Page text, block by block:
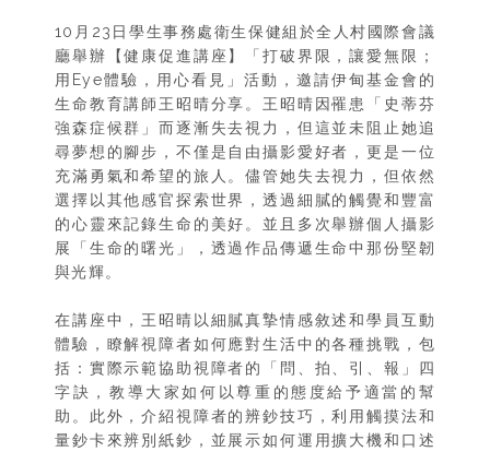
10月23日學生事務處衛生保健組於全人村國際會議
廳舉辦【健康促進講座】「打破界限，讓愛無限；
用Eye體驗，用心看見」活動，邀請伊甸基金會的
生命教育講師王昭晴分享。王昭晴因罹患「史蒂芬
強森症候群」而逐漸失去視力，但這並未阻止她追
尋夢想的腳步，不僅是自由攝影愛好者，更是一位
充滿勇氣和希望的旅人。儘管她失去視力，但依然
選擇以其他感官探索世界，透過細膩的觸覺和豐富
的心靈來記錄生命的美好。並且多次舉辦個人攝影
展「生命的曙光」，透過作品傳遞生命中那份堅韌
與光輝。
在講座中，王昭晴以細膩真摯情感敘述和學員互動
體驗，瞭解視障者如何應對生活中的各種挑戰，包
括：實際示範協助視障者的「問、拍、引、報」四
字訣，教導大家如何以尊重的態度給予適當的幫
助。此外，介紹視障者的辨鈔技巧，利用觸摸法和
量鈔卡來辨別紙鈔，並展示如何運用擴大機和口述